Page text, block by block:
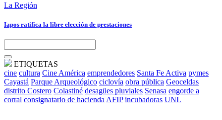
La Región
Iapos ratifica la libre elección de prestaciones
ETIQUETAS
cine cultura Cine América emprendedores Santa Fe Activa pymes
Cayastá Parque Arqueológico ciclovía obra pública Geoceldas
distrito Costero Colastiné desagües pluviales Senasa engorde a
corral consignatario de hacienda AFIP incubadoras UNL